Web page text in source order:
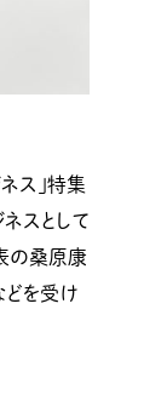
ス」特集
スとして
の桑原康
どを受け